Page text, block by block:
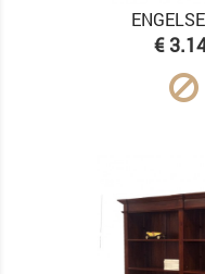
Prijs
€